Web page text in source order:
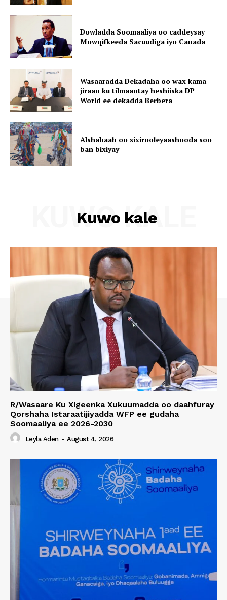
Dowladda Soomaaliya oo caddeysay
Mowqifkeeda Sacuudiga iyo Canada
Wasaaradda Dekadaha oo wax kama
jiraan ku tilmaantay heshiiska DP
World ee dekadda Berbera
Alshabaab oo sixirooleyaashooda soo
ban bixiyay
Kuwo kale
KUWO KALE
R/Wasaare Ku Xigeenka Xukuumadda oo daahfuray
Qorshaha Istaraatijiyadda WFP ee gudaha
Soomaaliya ee 2026-2030
Leyla Aden - August 4, 2026